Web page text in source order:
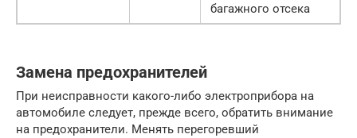
багажного отсека
Замена предохранителей
При неисправности какого-либо электроприбора на
автомобиле следует, прежде всего, обратить внимание
на предохранители. Менять перегоревший